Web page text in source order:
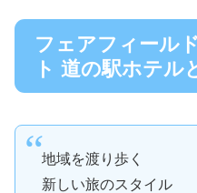
フェアフィール
ト 道の駅ホテル
地域を渡り歩く
新しい旅のスタイル